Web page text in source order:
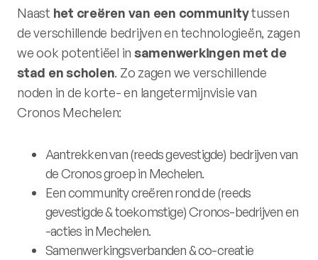
Naast het creëren van een communitytussen
de verschillende bedrijven en technologieën, zagen
we ook potentiëel in samenwerkingen met de
stad en scholen. Zo zagen we verschillende
noden in de korte- en langetermijnvisie van
Cronos Mechelen:
Aantrekken van (reeds gevestigde) bedrijven van
de Cronos groep in Mechelen.
Een community creëren rond de (reeds
gevestigde & toekomstige) Cronos-bedrijven en
-acties in Mechelen.
Samenwerkingsverbanden & co-creatie